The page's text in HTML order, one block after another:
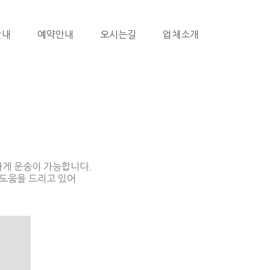
예약안내 오시는길 업체소개
운송이 가능합니다.
움을 드리고 있어